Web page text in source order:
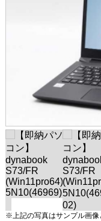
※上記の写真はサンプル画像